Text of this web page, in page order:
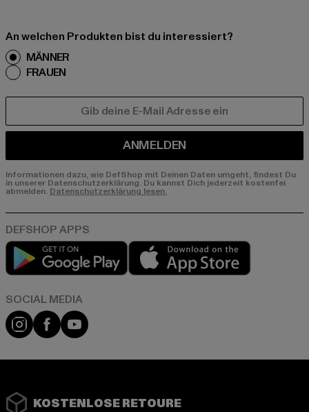
An welchen Produkten bist du interessiert?
MÄNNER
FRAUEN
ANMELDEN
Informationen dazu, wie DefShop mit Deinen Daten umgeht, findest Du
in unserer Datenschutzerklärung. Du kannst Dich jederzeit kostenfei
abmelden. Datenschutzerklärung lesen.
Play market
Instagram
FacebookYouTube
KOSTENLOSE RETOURE